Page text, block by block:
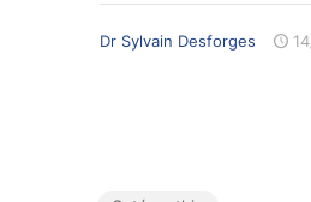
Dr Sylvain Desforges